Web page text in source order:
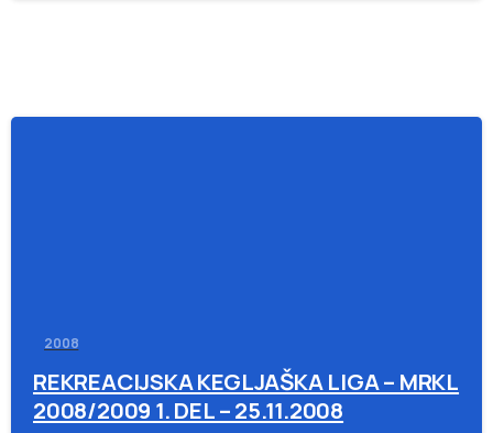
2008
REKREACIJSKA KEGLJAŠKA LIGA – MRKL
2008/2009 1. DEL – 25.11.2008